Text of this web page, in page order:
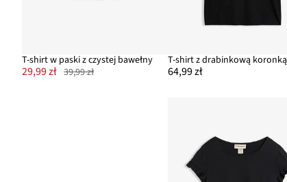
T-shirt w paski z czystej bawełny
29,99 zł 39,99 zł
T-shirt z drabinkową koronką
64,99 zł